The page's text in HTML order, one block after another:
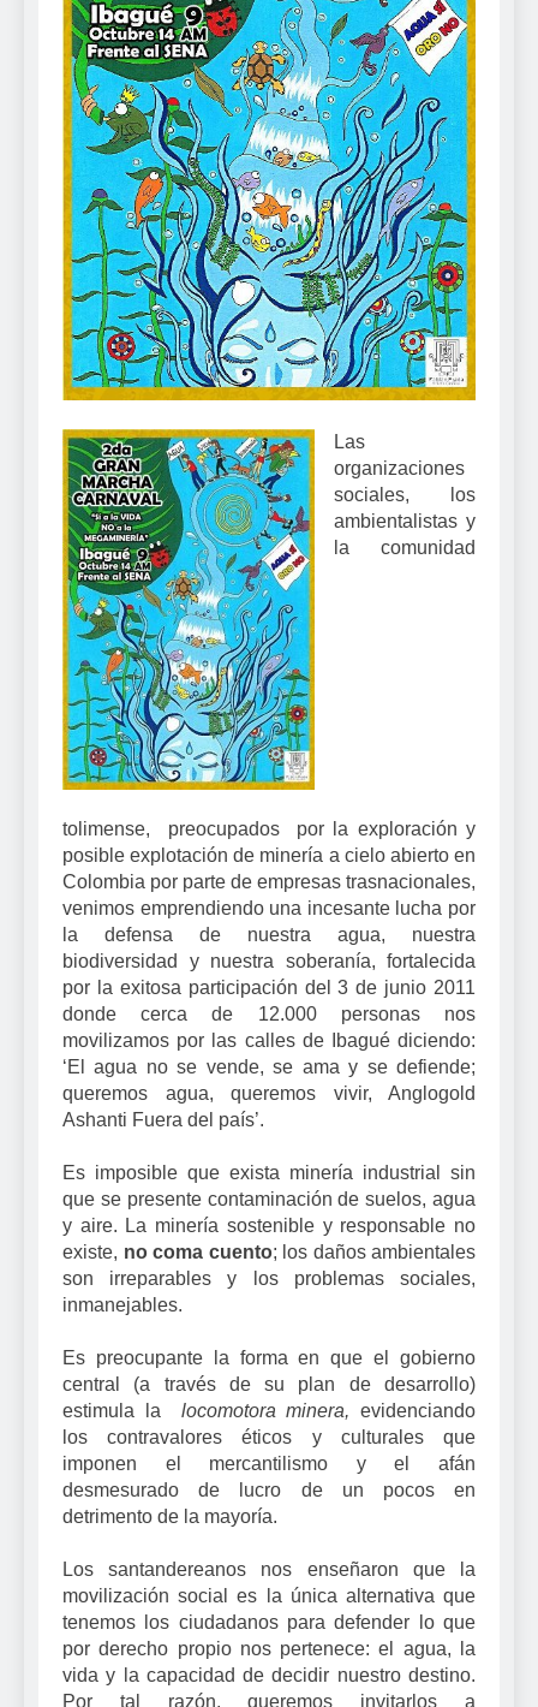
Las
organizaciones
sociales, los
ambientalistas y
la comunidad
tolimense, preocupados por la exploración y
posible explotación de minería a cielo abierto en
Colombia por parte de empresas trasnacionales,
venimos emprendiendo una incesante lucha por
la defensa de nuestra agua, nuestra
biodiversidad y nuestra soberanía, fortalecida
por la exitosa participación del 3 de junio 2011
donde cerca de 12.000 personas nos
movilizamos por las calles de Ibagué diciendo:
‘El agua no se vende, se ama y se defiende;
queremos agua, queremos vivir, Anglogold
Ashanti Fuera del país’.
Es imposible que exista minería industrial sin
que se presente contaminación de suelos, agua
y aire. La minería sostenible y responsable no
existe, no coma cuento; los daños ambientales
son irreparables y los problemas sociales,
inmanejables.
Es preocupante la forma en que el gobierno
central (a través de su plan de desarrollo)
estimula la
locomotora minera, evidenciando
los contravalores éticos y culturales que
imponen el mercantilismo y el afán
desmesurado de lucro de un pocos en
detrimento de la mayoría.
Los santandereanos nos enseñaron que la
movilización social es la única alternativa que
tenemos los ciudadanos para defender lo que
por derecho propio nos pertenece: el agua, la
vida y la capacidad de decidir nuestro destino.
Por tal razón, queremos invitarlos a